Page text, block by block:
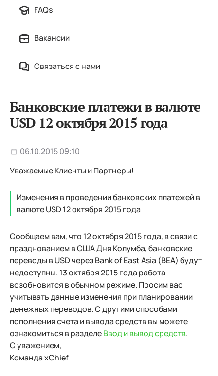
FAQs
Вакансии
Связаться с нами
Банковские платежи в валюте
USD 12 октября 2015 года
06.10.2015 09:10
Уважаемые Клиенты и Партнеры!
Изменения в проведении банковских платежей в
валюте USD 12 октября 2015 года
Сообщаем вам, что 12 октября 2015 года, в связи с
празднованием в США Дня Колумба, банковские
переводы в USD через Bank of East Asia (BEA) будут
недоступны. 13 октября 2015 года работа
возобновится в обычном режиме. Просим вас
учитывать данные изменения при планировании
денежных переводов. С другими способами
пополнения счета и вывода средств вы можете
ознакомиться в разделеВвод и вывод средств.
С уважением,
Команда xChief